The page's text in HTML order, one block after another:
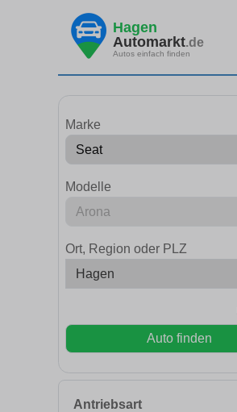
Hagen
Automarkt.de
Autos einfach finden
Marke
Modelle
Ort, Region oder PLZ
Auto finden
Antriebsart